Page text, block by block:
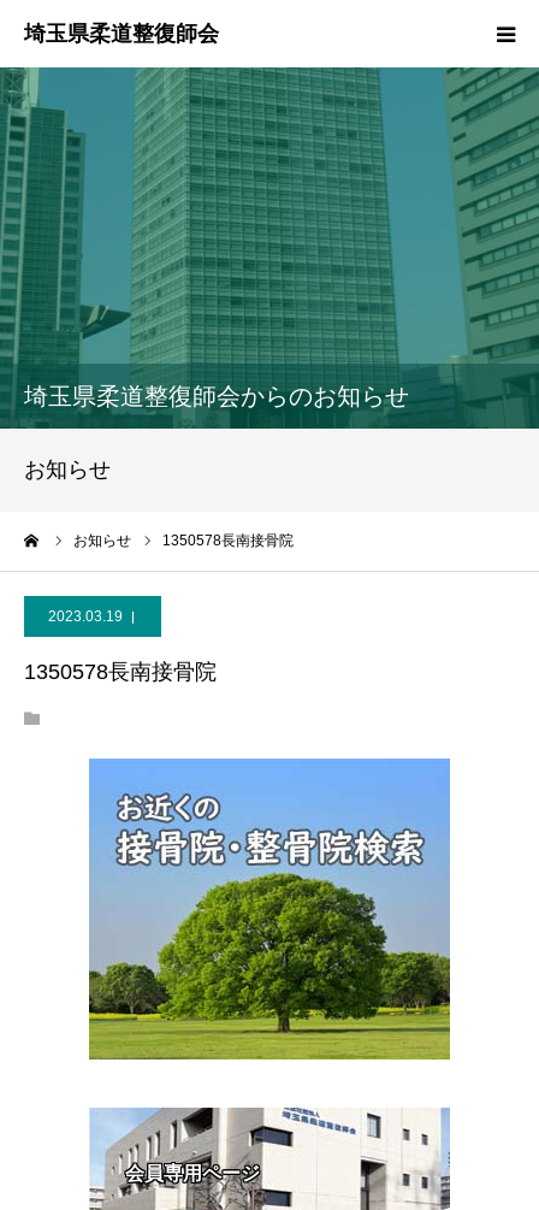
埼玉県柔道整復師会からのお知らせ
お知らせ
お知らせ 1350578長南接骨院
2023.03.19
1350578長南接骨院
会員専用ページ
本会のご紹介
情報公開
柔道整復師とは
接骨院・整骨院検索